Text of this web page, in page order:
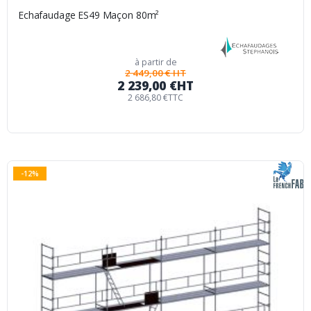
Echafaudage ES49 Maçon 80m²
à partir de
2 449,00 € HT
2 239,00 €HT
2 686,80 €TTC
-12%